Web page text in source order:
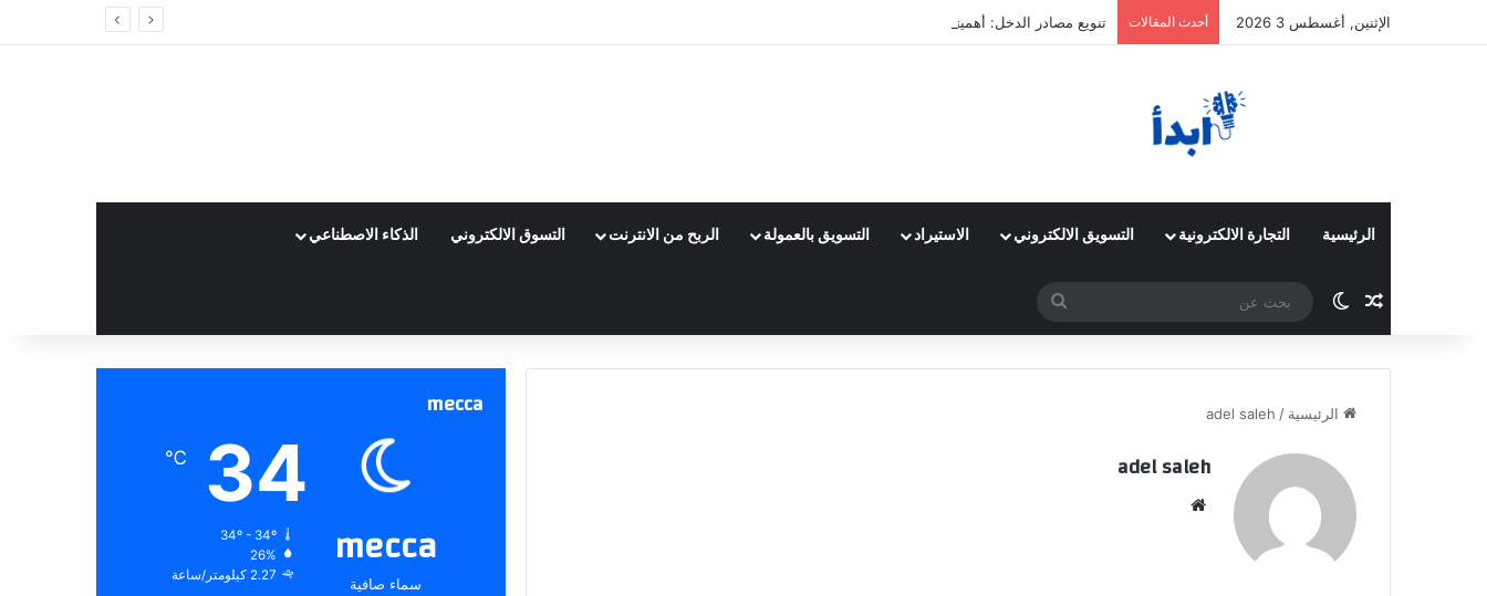
الإثنين, أغسطس 3 2026 أحدث المقالات تنويع مصادر الدخل: أهميته وكيف تبدأ خطوة بخطوة
الرئيسية التجارة الالكترونية التسويق الالكتروني الاستيراد التسويق بالعمولة الربح من الانترنت التسوق الالكتروني الذكاء الاصطناعي
مقال عشوائي
الوضع المظلم
عن
الرئيسية /
adel saleh
adel saleh
mecca
mecca
سماء صافية
34
℃
34º - 34º
26%
2.27 كيلومتر/ساعة